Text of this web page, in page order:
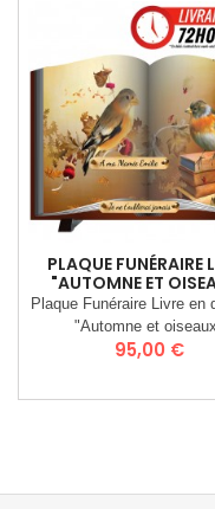
PLAQUE FUNÉRAIRE
"AUTOMNE ET
Plaque Funéraire Livre en
"Automne et
Prix
95,00 €